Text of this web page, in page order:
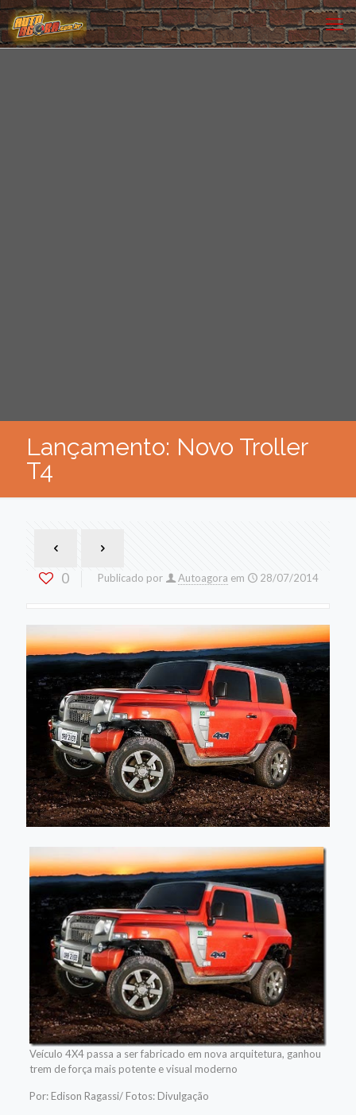
Lançamento: Novo Troller
T4
0 Publicado por Autoagora em 28/07/2014
Veículo 4X4 passa a ser fabricado em nova arquitetura, ganhou
trem de força mais potente e visual moderno
Por: Edison Ragassi/ Fotos: Divulgação